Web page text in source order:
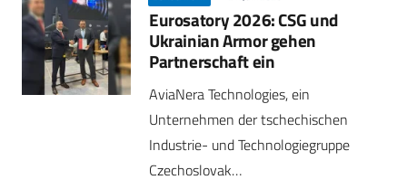
Eurosatory 2026: CSG und
Ukrainian Armor gehen
Partnerschaft ein
AviaNera Technologies, ein
Unternehmen der tschechischen
Industrie- und Technologiegruppe
Czechoslovak…